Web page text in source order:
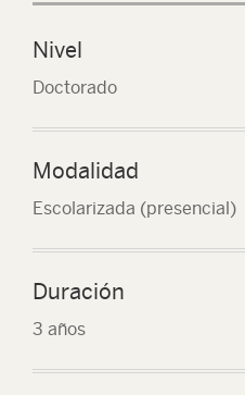
Nivel
Doctorado
Modalidad
Escolarizada (presencial)
Duración
3 años